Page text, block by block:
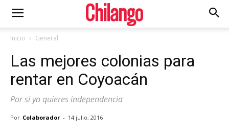
Inicio General
Las mejores colonias para
rentar en Coyoacán
Por si ya quieres independencia
Por Colaborador - 14 julio, 2016